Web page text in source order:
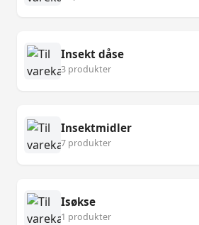
Insekt dåse
3 produkter
Insektmidler
7 produkter
Isøkse
1 produkter